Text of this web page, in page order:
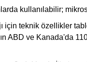
kullanılabilir;
için teknik özellikler
ABD ve Kanada'da